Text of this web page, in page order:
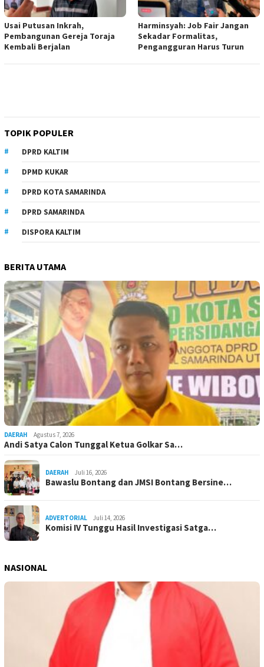
Usai Putusan Inkrah,
Pembangunan Gereja Toraja
Kembali Berjalan
Harminsyah: Job Fair Jangan
Sekadar Formalitas,
Pengangguran Harus Turun
TOPIK POPULER
DPRD KALTIM
DPMD KUKAR
DPRD KOTA SAMARINDA
DPRD SAMARINDA
DISPORA KALTIM
BERITA UTAMA
DAERAH Agustus 7, 2026
Andi Satya Calon Tunggal Ketua Golkar Sa…
DAERAH Juli 16, 2026
Bawaslu Bontang dan JMSI Bontang Bersine…
ADVERTORIAL Juli 14, 2026
Komisi IV Tunggu Hasil Investigasi Satga…
NASIONAL